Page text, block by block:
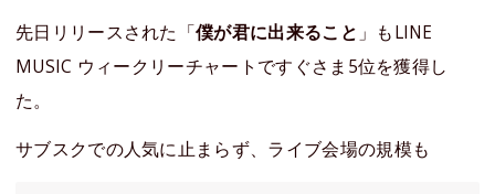
先日リリースされた「僕が君に出来ること 」もLINE
MUSIC ウィークリーチャートですぐさま5位を獲得し
た。
サブスクでの人気に止まらず、ライブ会場の規模も